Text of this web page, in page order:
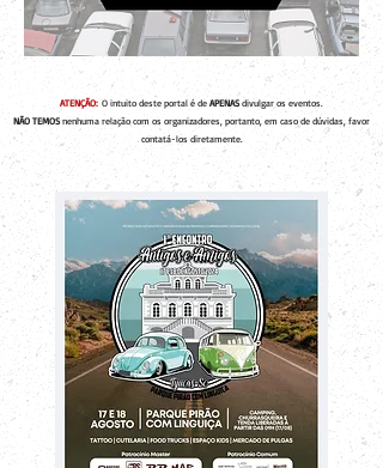
ATENÇÃO: O intuito deste portal é de APENAS divulgar os eventos.
NÃO TEMOS nenhuma relação com os organizadores, portanto, em caso de dúvidas, favor
contatá-los diretamente.